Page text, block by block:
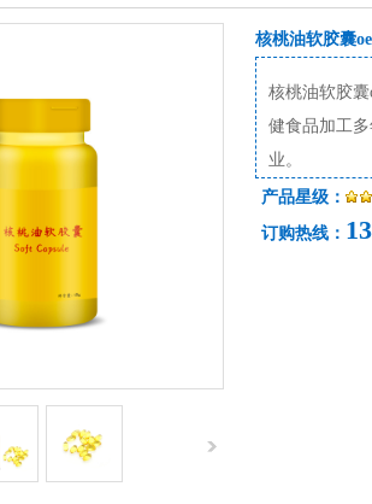
核桃油软胶囊
核桃油软胶
健食品加工
业。
产品星级：
订购热线：